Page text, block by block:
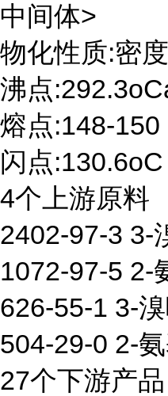
中间体>
物化性质:密
沸点
熔点:148-150
闪点:130.6oC
4个上游原料
2402-97-3 3-
1072-97-5 2-
626-55-1 3-
504-29-0 2-
27个下游产品